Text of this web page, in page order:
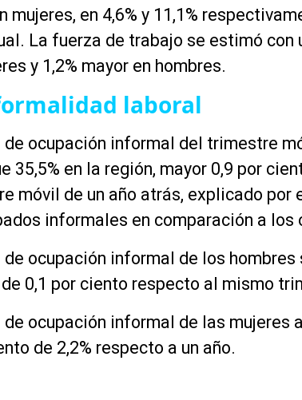
mujeres, en 4,6% y 11,1%
La fuerza de trabajo se estimó con
y 1,2% mayor en hombres.
laboral
de ocupación informal del trimestre
35,5% en la región, mayor 0,9 por
móvil de un año atrás, explicado por
informales en comparación a los
de ocupación informal de los hombres
0,1 por ciento respecto al mismo
de ocupación informal de las mujeres
de 2,2% respecto a un año.